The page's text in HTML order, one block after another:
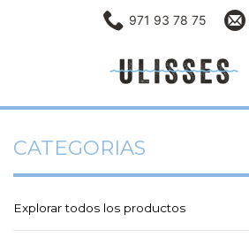
971 93 78 75
CATEGORIAS
Explorar todos los productos